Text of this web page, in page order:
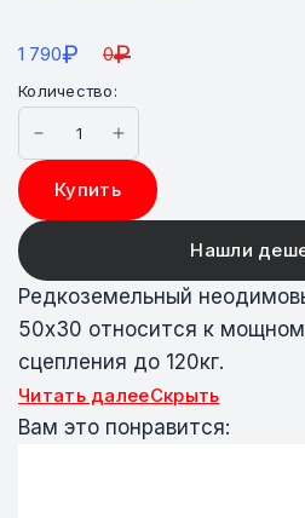
1 790₽ 0₽
Количество:
Купить
Редкоземельный
50х30 относится к
сцепления до 120кг.
Читать далееСкрыть
Вам это понравится: